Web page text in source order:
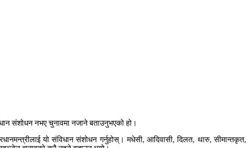
संशोधन नभए चुनावमा नजाने बताउनुभएको हो।
यो संविधान संशोधन गर्नुहोस्। मधेसी, आदिवासी, दिलत, थारु, सीमान्तकृत,